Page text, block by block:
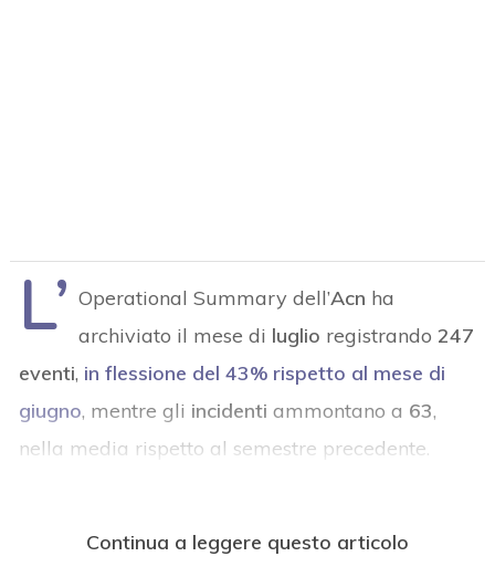
L’ Operational Summary dell’Acn ha
archiviato il mese di luglio registrando247
eventi, in flessione del 43% rispetto al mese di
giugno, mentre gli incidenti ammontano a 63,
nella media rispetto al semestre precedente.
Continua a leggere questo articolo